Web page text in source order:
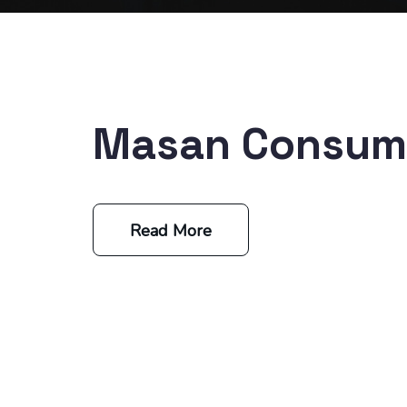
Masan
Read More